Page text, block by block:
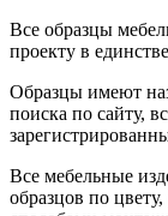
Все образцы
проекту в
Образцы имеют
поиска по сайту,
Все мебельные
образцов по